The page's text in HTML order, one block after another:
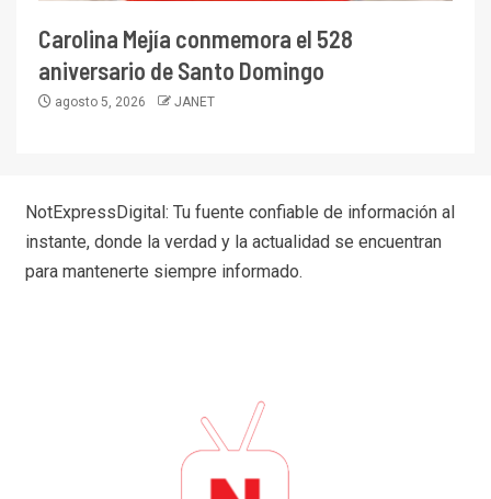
Carolina Mejía conmemora el 528
aniversario de Santo Domingo
agosto 5, 2026 JANET
NotExpressDigital: Tu fuente confiable de información al
instante, donde la verdad y la actualidad se encuentran
para mantenerte siempre informado.